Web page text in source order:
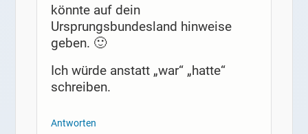
könnte auf dein
Ursprungsbundesland hinweise
geben. 🙂
Ich würde anstatt „war“ „hatte“
schreiben.
Antworten